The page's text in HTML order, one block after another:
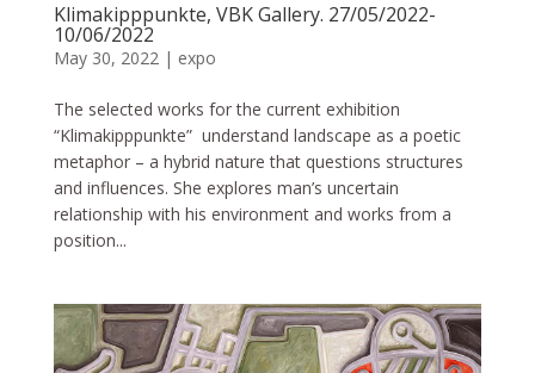
Klimakipppunkte, VBK Gallery. 27/05/2022-
10/06/2022
May 30, 2022| expo
The selected works for the current exhibition
“Klimakipppunkte” understand landscape as a poetic
metaphor – a hybrid nature that questions structures
and influences. She explores man’s uncertain
relationship with his environment and works from a
position...